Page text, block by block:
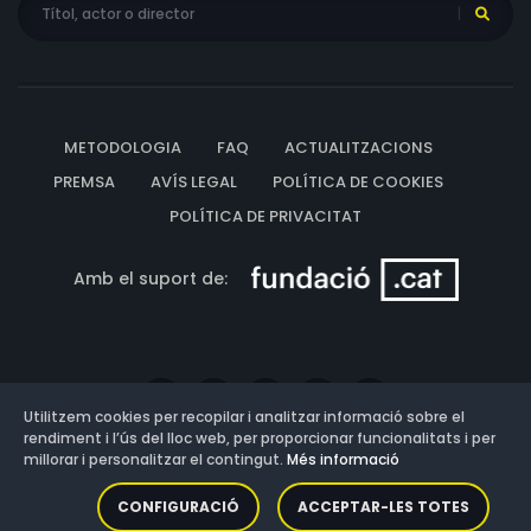
Asher, Claudia Barroso, Alan Kemper Armani, Timothy
METODOLOGIA FAQ
ACTUALITZACIONS
PREMSA
AVÍS LEGAL
POLÍTICA DE COOKIES
POLÍTICA DE PRIVACITAT
Amb el suport de:
Versió: 3.13.0.202607011342
Utilitzem cookies per recopilar i analitzar informació sobre el
rendiment i l’ús del lloc web, per proporcionar funcionalitats i per
millorar i personalitzar el contingut. Més informació
CONFIGURACIÓ ACCEPTAR-LES TOTES